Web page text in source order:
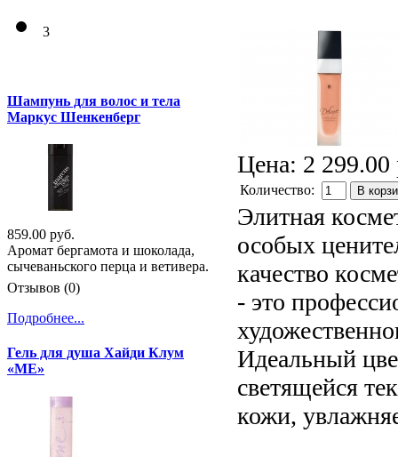
Цена: 2 299.00
Количество: В
Элитная
особых
качество
- это
Идеальный
светящейся
кожи,
3
Шампунь для волос и тела
Маркус Шенкенберг
859.00 руб.
Аромат бергамота и шоколада,
сычеваньского перца и ветивера.
Отзывов (0)
Подробнее...
Гель для душа Хайди Клум
«ME»